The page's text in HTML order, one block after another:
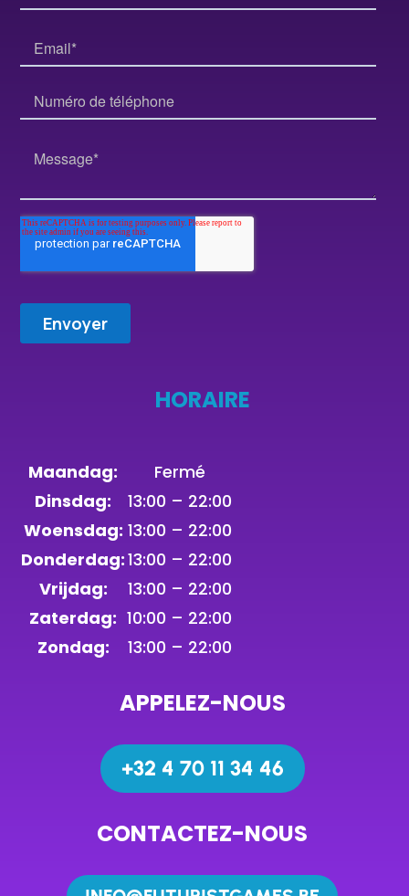
HORAIRE
Maandag:
Fermé
Dinsdag:
13:00 – 22:00
Woensdag: 13:00 – 22:00
Donderdag:13:00 – 22:00
Vrijdag:
13:00 – 22:00
Zaterdag: 10:00 – 22:00
Zondag:
13:00 – 22:00
APPELEZ-NOUS
+32 4 70 11 34 46
CONTACTEZ-NOUS